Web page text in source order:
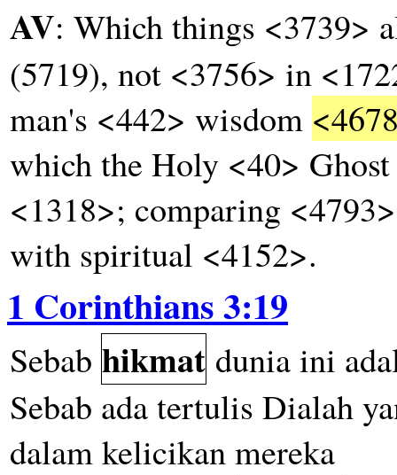
AV: Which things <3739>
(5719), not <3756> in
man's <442> wisdom
which the Holy <40>
<1318>; comparing
with spiritual <4152>.
1 Corinthians 3:19
Sebab hikmat duniaini
Sebab adatertulis Dialah
dalamkelicikanmereka